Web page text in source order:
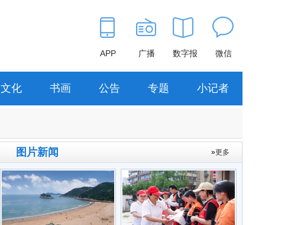
APP 广播 数字报 微信
文化 书画 公告 专题 小记者
图片新闻 »更多